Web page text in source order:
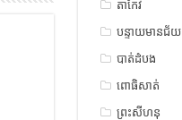
តាកែវ
បន្ទាយមានជ័យ
បាត់ដំបង
ពោធិសាត់
ព្រះសីហនុ